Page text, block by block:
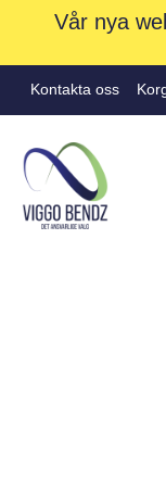
Vår nya
Kontakta oss